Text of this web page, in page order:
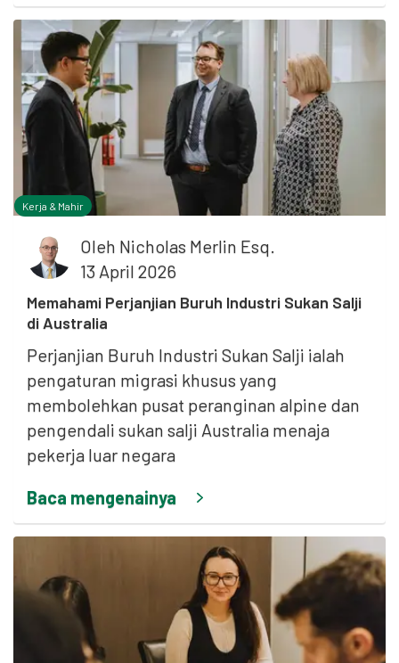
Kerja & Mahir
Oleh Nicholas Merlin Esq.
13 April 2026
Memahami Perjanjian Buruh Industri Sukan Salji
di Australia
Perjanjian Buruh Industri Sukan Salji ialah
pengaturan migrasi khusus yang
membolehkan pusat peranginan alpine dan
pengendali sukan salji Australia menaja
pekerja luar negara
Baca mengenainya